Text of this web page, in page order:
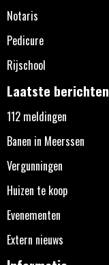
Notaris
Pedicure
Rijschool
Laatste berichten
112 meldingen
Banen in Meerssen
Vergunningen
Huizen te koop
Evenementen
Extern nieuws